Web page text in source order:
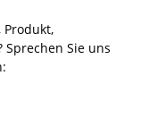
Sie uns